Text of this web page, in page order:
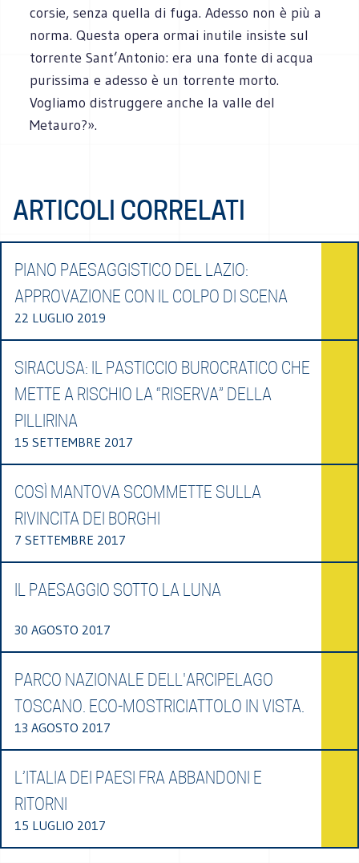
corsie, senza quella di fuga. Adesso non è più a
norma. Questa opera ormai inutile insiste sul
torrente Sant’Antonio: era una fonte di acqua
purissima e adesso è un torrente morto.
Vogliamo distruggere anche la valle del
Metauro?».
ARTICOLI CORRELATI
PIANO PAESAGGISTICO DEL LAZIO:
APPROVAZIONE CON IL COLPO DI SCENA
22 LUGLIO 2019
SIRACUSA: IL PASTICCIO BUROCRATICO CHE
METTE A RISCHIO LA “RISERVA” DELLA
PILLIRINA
15 SETTEMBRE 2017
COSÌ MANTOVA SCOMMETTE SULLA
RIVINCITA DEI BORGHI
7 SETTEMBRE 2017
IL PAESAGGIO SOTTO LA LUNA
30 AGOSTO 2017
PARCO NAZIONALE DELL'ARCIPELAGO
TOSCANO. ECO-MOSTRICIATTOLO IN VISTA.
13 AGOSTO 2017
L’ITALIA DEI PAESI FRA ABBANDONI E
RITORNI
15 LUGLIO 2017